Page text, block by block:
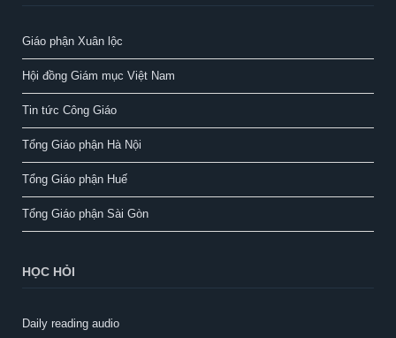
Giáo phận Xuân lộc
Hội đồng Giám mục Việt Nam
Tin tức Công Giáo
Tổng Giáo phận Hà Nội
Tổng Giáo phận Huế
Tổng Giáo phận Sài Gòn
HỌC HỎI
Daily reading audio